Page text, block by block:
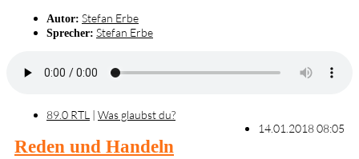
Autor: Stefan Erbe
Sprecher: Stefan Erbe
89.0 RTL | Was glaubst du?
14.01.2018 08:05
Reden und Handeln